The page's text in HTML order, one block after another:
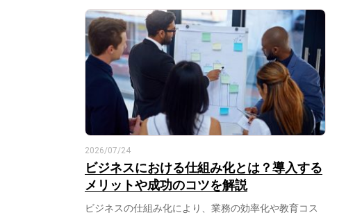
2026/07/24
ビジネスにおける仕組み化とは？導入する
メリットや成功のコツを解説
ビジネスの仕組み化により、業務の効率化や教育コス